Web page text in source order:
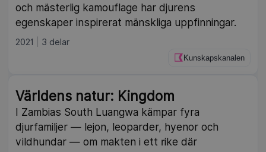
och mästerlig kamouflage har djurens
egenskaper inspirerat mänskliga uppfinningar.
2021 3 delar
Kunskapskanalen
Världens natur: Kingdom
I Zambias South Luangwa kämpar fyra
djurfamiljer — lejon, leoparder, hyenor och
vildhundar — om makten i ett rike där